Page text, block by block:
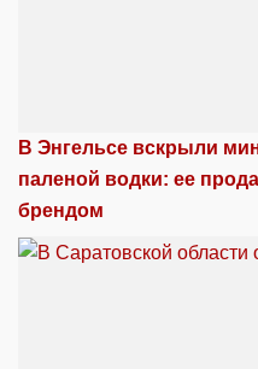
В Энгельсе вскрыли
паленой водки: ее
брендом